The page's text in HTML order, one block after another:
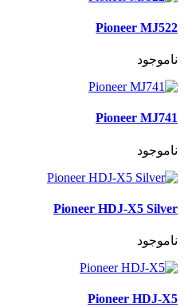
Pioneer MJ522
ناموجود
Pioneer MJ741
ناموجود
Pioneer HDJ-X5 Silver
ناموجود
Pioneer HDJ-X5